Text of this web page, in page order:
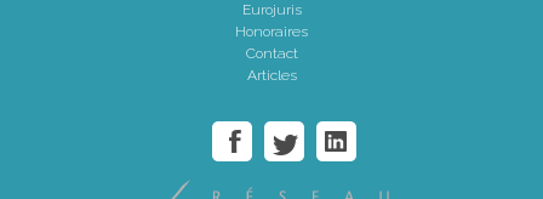
Eurojuris
Honoraires
Contact
Articles